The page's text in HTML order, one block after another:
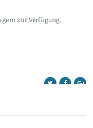
gern zur Verfügung.